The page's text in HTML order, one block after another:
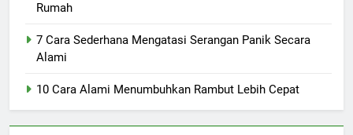
Rumah
7 Cara Sederhana Mengatasi Serangan Panik Secara
Alami
10 Cara Alami Menumbuhkan Rambut Lebih Cepat